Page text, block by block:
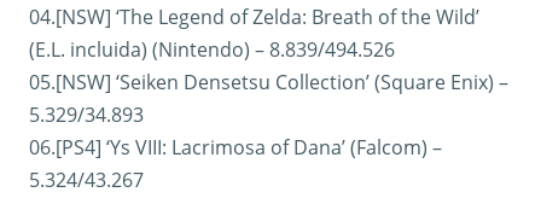
04.[NSW] ‘The Legend of Zelda: Breath of the Wild’
(E.L. incluida) (Nintendo) – 8.839/494.526
05.[NSW] ‘Seiken Densetsu Collection’ (Square Enix) –
5.329/34.893
06.[PS4] ‘Ys VIII: Lacrimosa of Dana’ (Falcom) –
5.324/43.267